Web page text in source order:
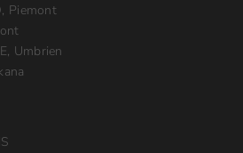
Piemont
Umbrien